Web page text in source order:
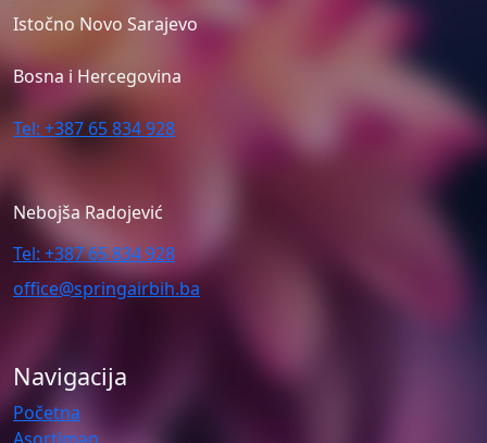
Istočno Novo Sarajevo
Bosna i Hercegovina
Tel: +387 65 834 928
Nebojša Radojević
Tel: +387 65 834 928
office@springairbih.ba
Navigacija
Početna